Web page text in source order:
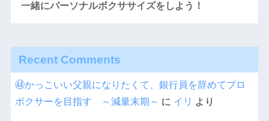
一緒にパーソナルボクササイズをしよう！
Recent Comments
㊹かっこいい父親になりたくて、銀行員を辞めてプロ
ボクサーを目指す ～減量末期～ に イリ より